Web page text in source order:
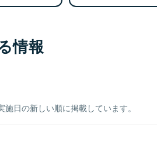
情報
日の新しい順に掲載しています。